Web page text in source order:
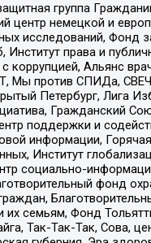
группа
центр немецкой и
исследований, Фонд
права и
коррупцией, Альянс
Мы против СПИДа,
Петербург, Лига
Гражданский
поддержки и
информации,
Институт
социально-
фонд
семьям, Фонд
Так-Так-Так, Сова,